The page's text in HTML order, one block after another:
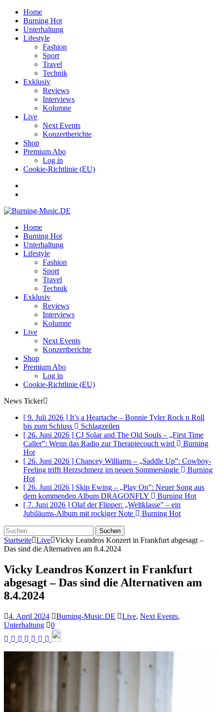
Home
Burning Hot
Unterhaltung
Lifestyle
Fashion
Sport
Travel
Technik
Exklusiv
Reviews
Interviews
Kolumne
Live
Next Events
Konzertberichte
Shop
Premium Abo
Log in
Cookie-Richtlinie (EU)
Home
Burning Hot
Unterhaltung
Lifestyle
Fashion
Sport
Travel
Technik
Exklusiv
Reviews
Interviews
Kolumne
Live
Next Events
Konzertberichte
Shop
Premium Abo
Log in
Cookie-Richtlinie (EU)
News Ticker
[ 9. Juli 2026 ] It’s a Heartache – Bonnie Tyler Rock n Roll
bis zum Schluss
Schlagzeilen
[ 26. Juni 2026 ] CJ Solar and The Old Souls – „First Time
Caller”: Wenn das Radio zur Therapiecouch wird
Burning
Hot
[ 26. Juni 2026 ] Chancey Williams – „Saddle Up”: Cowboy-
Feeling trifft Herzschmerz im neuen Sommersingle
Burning
Hot
[ 26. Juni 2026 ] Skip Ewing – „Play On”: Neuer Song aus
dem kommenden Album DRAGONFLY
Burning Hot
[ 7. Juni 2026 ] Olaf der Flipper: „Weltklasse” – ein
Jubiläums-Album mit rockiger Note
Burning Hot
Suchen
nach:
Startseite Live Vicky Leandros Konzert in Frankfurt abgesagt –
Das sind die Alternativen am 8.4.2024
Vicky Leandros Konzert in Frankfurt
abgesagt – Das sind die Alternativen am
8.4.2024
4. April 2024 Burning-Music.DE Live, Next Events,
Unterhaltung
0